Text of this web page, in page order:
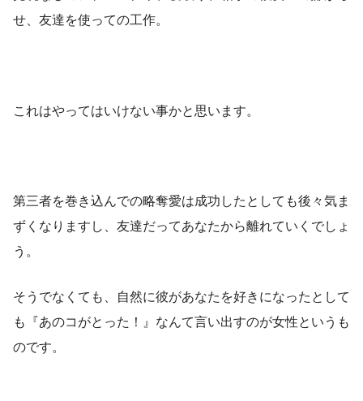
せ、友達を使っての工作。
これはやってはいけない事かと思います。
第三者を巻き込んでの略奪愛は成功したとしても後々気ま
ずくなりますし、友達だってあなたから離れていくでしょ
う。
そうでなくても、自然に彼があなたを好きになったとして
も『あのコがとった！』なんて言い出すのが女性というも
のです。